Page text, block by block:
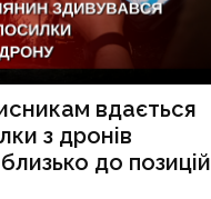
вдається
з дронів
до позицій